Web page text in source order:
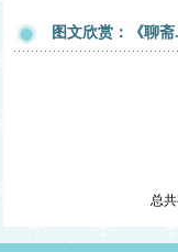
图文欣赏：《聊
总